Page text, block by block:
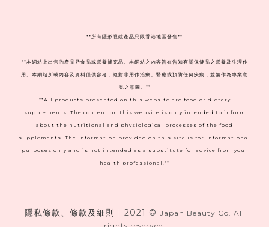
** 所有隱形眼鏡產品只限香港地區發售**
**本網站上出售的產品乃食品或營養補充品。本網站之內容旨在告知有關保健品之營養及生理作
用。本網站所載內容及資料僅供參考，絕對非用作治療、醫療或預防任何疾病，並無作為專業意
見之意圖。**
**All products presented on this website are food or dietary
supplements. The content on this website is only intended to inform
about the nutritional and physiological processes of the food
supplements. The information provided on this site is for informational
purposes only and is not intended as a substitute for advice from your
health professional.**
隱私條款、條款及細則 2021 © Japan Beauty Co. All